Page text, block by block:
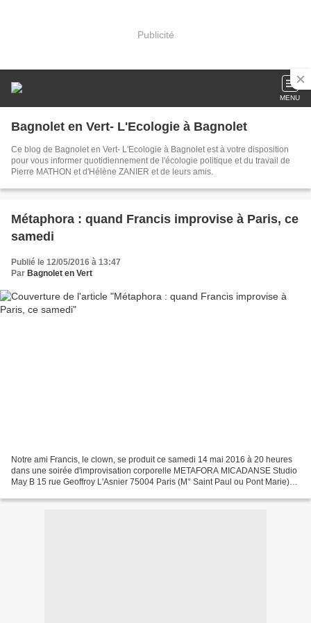
Publicité
MENU
Bagnolet en Vert- L'Ecologie à Bagnolet
Ce blog de Bagnolet en Vert- L'Ecologie à Bagnolet est à votre disposition
pour vous informer quotidiennement de l'écologie politique et du travail de
Pierre MATHON et d'Hélène ZANIER et de leurs amis.
Métaphora : quand Francis improvise à Paris, ce
samedi
Publié le 12/05/2016 à 13:47
Par Bagnolet en Vert
Notre ami Francis, le clown, se produit ce samedi 14 mai 2016 à 20 heures
dans une soirée d'improvisation corporelle METAFORA MICADANSE Studio
May B 15 rue Geoffroy L'Asnier 75004 Paris (M° Saint Paul ou Pont Marie)